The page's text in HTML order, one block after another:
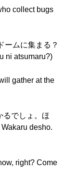
collect bugs
ームに集まる？
ni atsumaru?)
gather at the
るでしょ。ほ
desho.
right? Come